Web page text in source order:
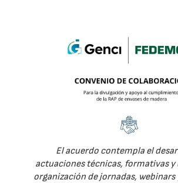
El acuerdo contempla el
actuaciones técnicas, formativas
organización de jornadas, webinars